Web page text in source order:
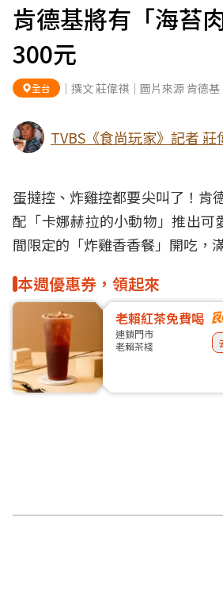
肯德基將有「海苔
300元
全台 ｜撰文 莊偉祺｜圖片來源 肯德
TVBS《食尚玩家》記者 莊
蛋撻控、炸雞控都要尖叫了！肯
配「卡娜赫拉的小動物 」推出
間限定的「炸雞香香餐」開吃，
本週優惠券，領起來
老賴紅茶免費喝
連鎖門市
老賴茶棧